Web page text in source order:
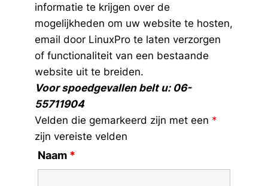
informatie te krijgen over de
mogelijkheden om uw website te hosten,
email door LinuxPro te laten verzorgen
of functionaliteit van een bestaande
website uit te breiden.
Voor spoedgevallen belt u: 06-
55711904
Velden die gemarkeerd zijn met een *
zijn vereiste velden
Naam *